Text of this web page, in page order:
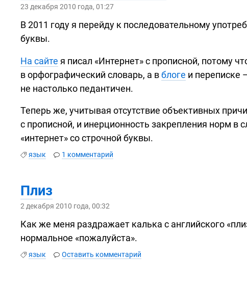
23 декабря 2010 года, 01:27
В 2011 году я перейду к последовательному
буквы.
На сайте я писал «Интернет» с прописной, потому
в орфографический словарь, а вблоге и переписке
не настолько педантичен.
Теперь же, учитывая отсутствие объективных
с прописной, и инерционность закрепления норм в
«интернет» со строчной буквы.
язык 1 комментарий
Плиз
2 декабря 2010 года, 00:32
Как же меня раздражает калька с английского
нормальное «пожалуйста».
язык Оставить комментарий